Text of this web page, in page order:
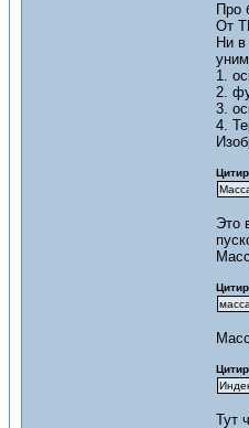
Про
От
Ни в
1.
2.
3.
4.
Это
Тут